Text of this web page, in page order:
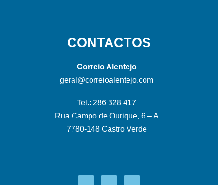
CONTACTOS
Correio Alentejo
geral@correioalentejo.com
Tel.: 286 328 417
Rua Campo de Ourique, 6 – A
7780-148 Castro Verde